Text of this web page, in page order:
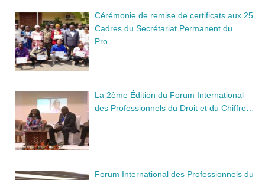
Cérémonie de remise de certificats aux 25
Cadres du Secrétariat Permanent du
Pro…
La 2ème Édition du Forum International
des Professionnels du Droit et du Chiffre…
Forum International des Professionnels du